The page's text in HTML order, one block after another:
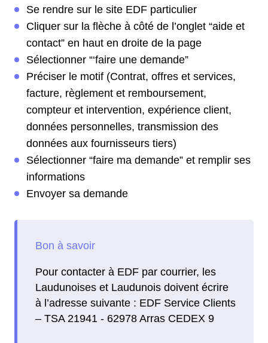
Se rendre sur le site EDF particulier
Cliquer sur la flèche à côté de l’onglet “aide et
contact” en haut en droite de la page
Sélectionner “‘faire une demande”
Préciser le motif (Contrat, offres et services,
facture, règlement et remboursement,
compteur et intervention, expérience client,
données personnelles, transmission des
données aux fournisseurs tiers)
Sélectionner “faire ma demande” et remplir ses
informations
Envoyer sa demande
Pour contacter à EDF par courrier, les
Laudunoises et Laudunois doivent écrire
à l’adresse suivante : EDF Service Clients
– TSA 21941 - 62978 Arras CEDEX 9